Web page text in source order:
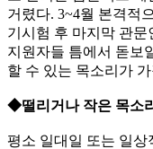
거렸다. 3~4월 본격적
기시험 후 마지막 관
지원자들 틈에서 돋보
할 수 있는 목소리가
◆떨리거나 작은 목소
평소 일대일 또는 일